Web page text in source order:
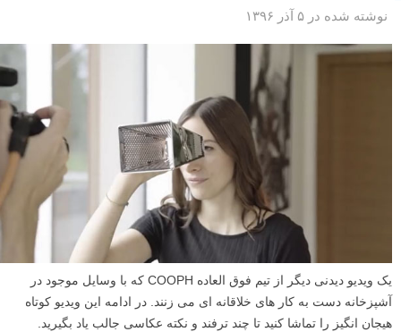
نوشته شده در ۵ آذر ۱۳۹۶
یک ویدیو دیدنی دیگر از تیم فوق العاده COOPH که با وسایل موجود در
آشپزخانه دست به کار های خلاقانه ای می زنند. در ادامه این ویدیو کوتاه
هیجان انگیز را تماشا کنید تا چند ترفند و نکته عکاسی جالب یاد بگیرید.